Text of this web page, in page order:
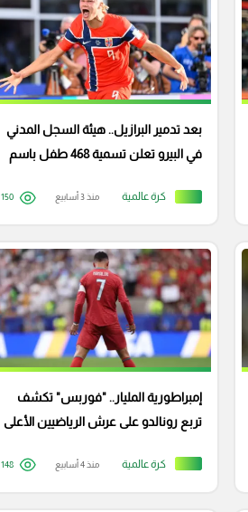
كرة عالمية
بعد تدمير البرازيل.. هيئة السجل المدني
في البيرو تعلن تسمية 468 طفل باسم
منذ 3 أسابيع 150
كرة عالمية
إمبراطورية المليار.. "فوربس" تكشف
تربع رونالدو على عرش الرياضيين الأعلى
منذ 4 أسابيع 148